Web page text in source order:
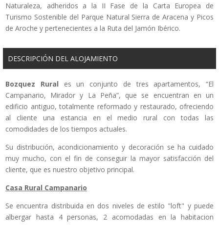
Naturaleza, adheridos a la II Fase de la Carta Europea de
Turismo Sostenible del Parque Natural Sierra de Aracena y Picos
de Aroche y pertenecientes a la Ruta del Jamón Ibérico.
DESCRIPCIÓN DEL ALOJAMIENTO
Bozquez Rural es un conjunto de tres apartamentos, “El
Campanario, Mirador y La Peña”, que se encuentran en un
edificio antiguo, totalmente reformado y restaurado, ofreciendo
al cliente una estancia en el medio rural con todas las
comodidades de los tiempos actuales.
Su distribución, acondicionamiento y decoración se ha cuidado
muy mucho, con el fin de conseguir la mayor satisfacción del
cliente, que es nuestro objetivo principal.
Casa Rural Campanario
Se encuentra distribuida en dos niveles de estilo "loft" y puede
albergar hasta 4 personas, 2 acomodadas en la habitacion